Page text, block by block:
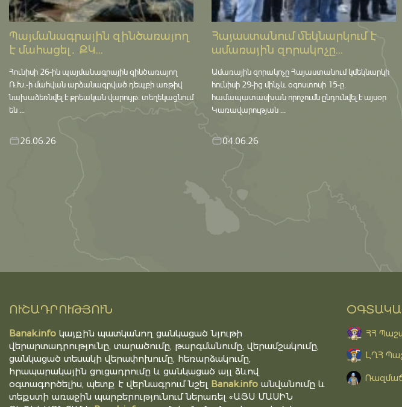
Պայմանագրային զինծառայող
է մահացել․ ՔԿ...
Հունիսի 26-ին պայմանագրային զինծառայող
Ռ.Խ.-ի մահվան արձանագրված դեպքի առթիվ
նախաձեռնվել է քրեական վարույթ․ տեղեկացնում
են ...
26.06.26
Հայաստանում մեկնարկում է
ամառային զորակոչը...
Ամառային զորակոչը Հայաստանում կմեկնարկի
հունիսի 29-ից մինչև օգոստոսի 15-ը․
համապատասխան որոշումն ընդունվել է այսօր
Կառավարության ...
04.06.26
ՈՒՇԱԴՐՈՒԹՅՈՒՆ
Banak.info կայքին պատկանող ցանկացած նյութի
վերարտադրությունը, տարածումը, թարգմանումը, վերամշակումը,
ցանկացած տեսակի վերափոխումը, հեռարձակումը,
հրապարակային ցուցադրումը և ցանկացած այլ ձևով
օգտագործելիս, պետք է վերնագրում նշել Banak.info անվանումը և
տեքստի առաջին պարբերությունում ներառել «ԱՅՍ ՄԱՍԻՆ
ՀՀ
ԼՂՀ